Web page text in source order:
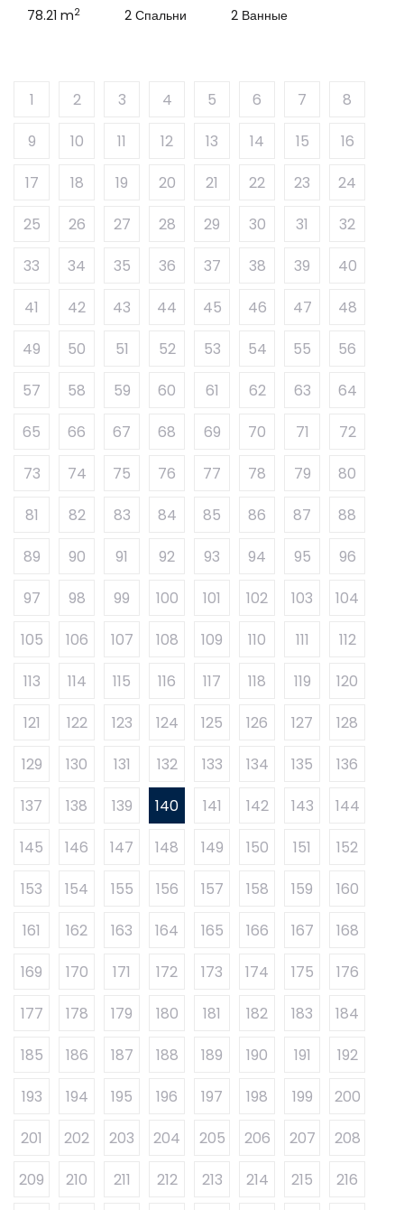
78.21 m2 2 Спальни 2 Ванные
1 2 3 4 5 6 7
8
9
10 11 12 13 14 15
16
17
18 19 20 21 22 23
24
25
26 27 28 29 30 31
32
33
34 35 36 37 38 39
40
41
42 43 44 45 46 47
48
49
50 51 52 53 54 55
56
57
58 59 60 61 62 63
64
65
66 67 68 69 70 71
72
73
74 75 76 77 78 79
80
81
82 83 84 85 86 87
88
89
90 91 92 93 94 95
96
97
98 99 100 101 102 103
104
105
106 107 108 109 110 111
112
113
114 115 116 117 118 119
120
121
122 123 124 125 126 127
128
129
130 131 132 133 134 135
136
137
138 139 140 141 142 143
144
145
146 147 148 149 150 151
152
153
154 155 156 157 158 159
160
161
162 163 164 165 166 167
168
169
170 171 172 173 174 175
176
177
178 179 180 181 182 183
184
185
186 187 188 189 190 191
192
193
194 195 196 197 198 199
200
201
202 203 204 205 206 207
208
209
210 211 212 213 214 215
216